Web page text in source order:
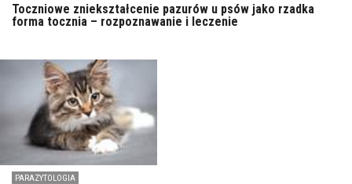
Toczniowe zniekształcenie pazurów u psów jako rzadka
forma tocznia – rozpoznawanie i leczenie
PARAZYTOLOGIA